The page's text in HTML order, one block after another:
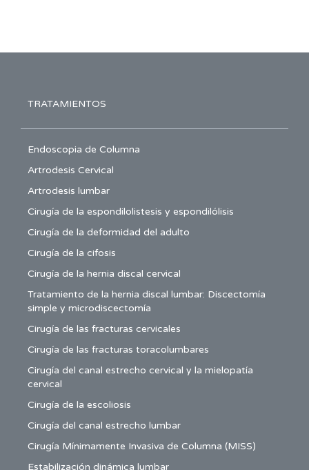
TRATAMIENTOS
Endoscopia de Columna
Artrodesis Cervical
Artrodesis lumbar
Cirugía de la espondilolistesis y espondilólisis
Cirugía de la deformidad del adulto
Cirugía de la cifosis
Cirugía de la hernia discal cervical
Tratamiento de la hernia discal lumbar: Discectomía
simple y microdiscectomía
Cirugía de las fracturas cervicales
Cirugía de las fracturas toracolumbares
Cirugía del canal estrecho cervical y la mielopatía
cervical
Cirugía de la escoliosis
Cirugía del canal estrecho lumbar
Cirugía Mínimamente Invasiva de Columna (MISS)
Estabilización dinámica lumbar